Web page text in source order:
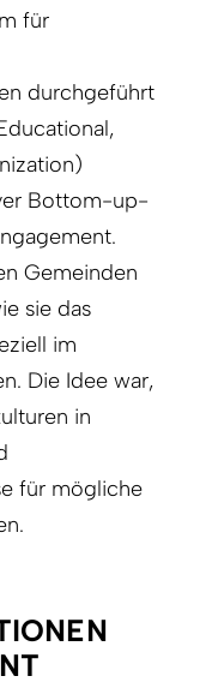
für
durchgeführt
Bottom-up-
Gemeinden
sie das
im
Die Idee war,
in
für mögliche